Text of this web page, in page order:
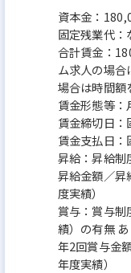
資本金：
固定残業代：
合計賃金：
ム求人の場
場合は時間額
賃金形態等：
賃金締切日：
賃金支払日：
昇給：昇給制
昇給金額／
度実績）
賞与：賞与制
績）の有無
年2回賞与金
年度実績）